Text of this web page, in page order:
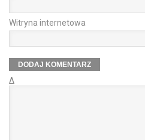
Witryna internetowa
Δ